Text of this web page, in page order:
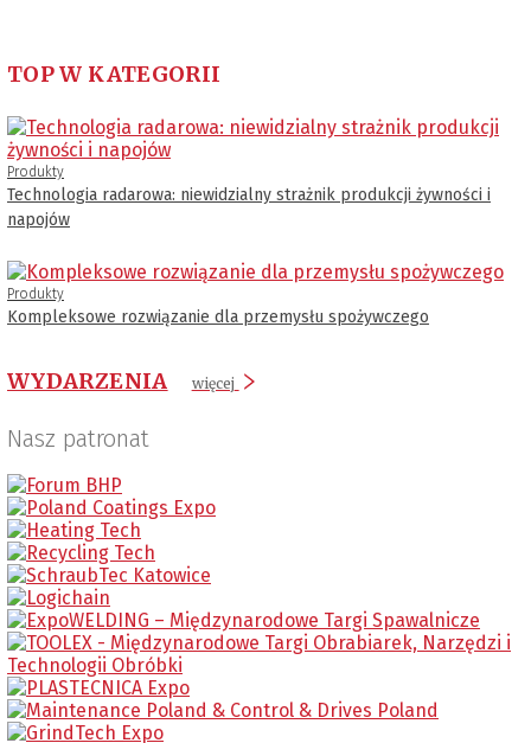
TOP W KATEGORII
Produkty
Technologia radarowa: niewidzialny strażnik produkcji żywności i
napojów
Produkty
Kompleksowe rozwiązanie dla przemysłu spożywczego
WYDARZENIA więcej
Nasz patronat